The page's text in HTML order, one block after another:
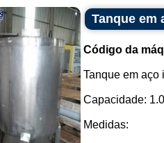
Tanque em
Código da
Tanque em aço
Capacidade:
Medidas: